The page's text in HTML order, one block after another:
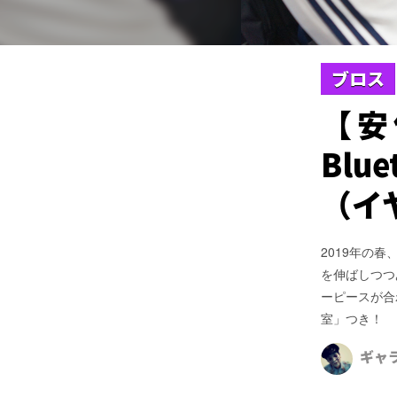
ブロス
【
（
2019年の春
を伸ばしつ
ーピースが
室」つき！
ギャ